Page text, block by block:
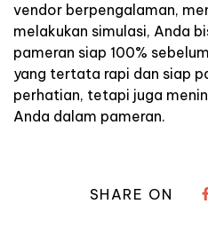
vendor berpengalaman,
melakukan simulasi, Anda
pameran siap 100%
yang tertata rapi dan siap
perhatian, tetapi juga
Anda dalam pameran.
SHARE ON